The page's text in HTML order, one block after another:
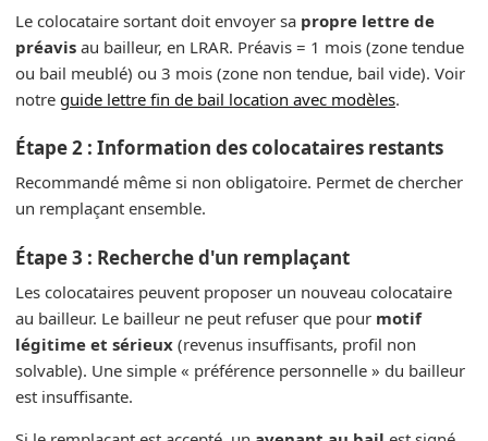
Le colocataire sortant doit envoyer sa propre lettre de
préavis au bailleur, en LRAR. Préavis = 1 mois (zone tendue
ou bail meublé) ou 3 mois (zone non tendue, bail vide). Voir
notre guide lettre fin de bail location avec modèles.
Étape 2 : Information des colocataires restants
Recommandé même si non obligatoire. Permet de chercher
un remplaçant ensemble.
Étape 3 : Recherche d'un remplaçant
Les colocataires peuvent proposer un nouveau colocataire
au bailleur. Le bailleur ne peut refuser que pour motif
légitime et sérieux (revenus insuffisants, profil non
solvable). Une simple « préférence personnelle » du bailleur
est insuffisante.